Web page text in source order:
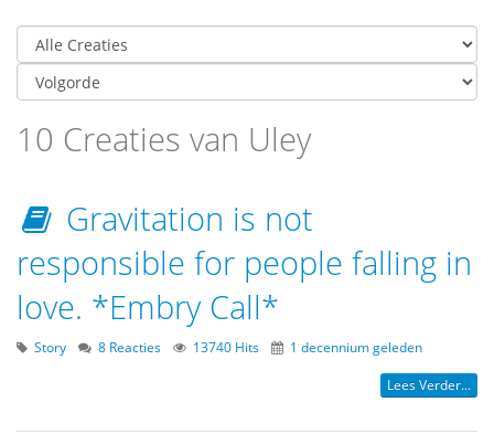
10 Creaties van Uley
Gravitation is not
responsible for people falling in
love. *Embry Call*
Story 8 Reacties 13740 Hits 1 decennium geleden
Lees Verder...